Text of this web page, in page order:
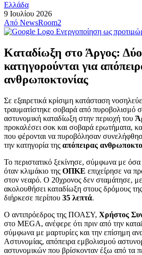
Ελλάδα
9 Ιουλίου 2026
Από NewsRoom2
Ενεργοποίηση ως
Καταδίωξη στο Άργος: Δύο
κατηγορούνται για
ανθρωποκτονίας
Σε εξαιρετικά κρίσιμη κατάσταση
τραυματίστηκε σοβαρά από πυροβολισμό
αστυνομική καταδίωξη στην περιοχή του
προκαλέσει σοκ και σοβαρά ερωτήματα,
που φέρονται να πυροβόλησαν
την κατηγορία της απόπειρας
Το περιστατικό ξεκίνησε, σύμφωνα με όσα
όταν κλιμάκιο της ΟΠΚΕ επιχείρησε να
στον νεαρό. Ο 20χρονος δεν σταμάτησε,
ακολουθήσει καταδίωξη στους δρόμους
διήρκεσε περίπου 35 λεπτά.
Ο αντιπρόεδρος της ΠΟΑΣΥ, Χρήστος
στο MEGA, ανέφερε ότι πριν από την
σύμφωνα με μαρτυρίες και την επίσημη
Αστυνομίας, απόπειρα εμβολισμού
αστυνομικών που βρίσκονταν έξω από τα